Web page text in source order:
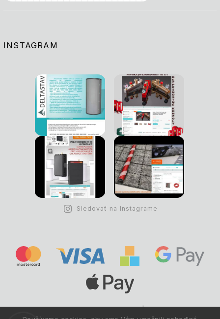
INSTAGRAM
Sledovať na Instagrame
Copyright © 1993 -2026 Deltastav.sk|
.